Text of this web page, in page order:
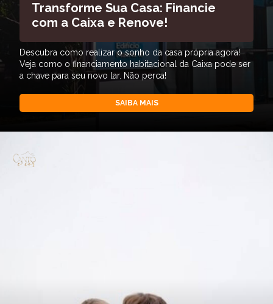
Transforme Sua Casa: Financie
com a Caixa e Renove!
Descubra como realizar o sonho da casa própria agora!
Veja como o financiamento habitacional da Caixa pode ser
a chave para seu novo lar. Não perca!
SAIBA MAIS